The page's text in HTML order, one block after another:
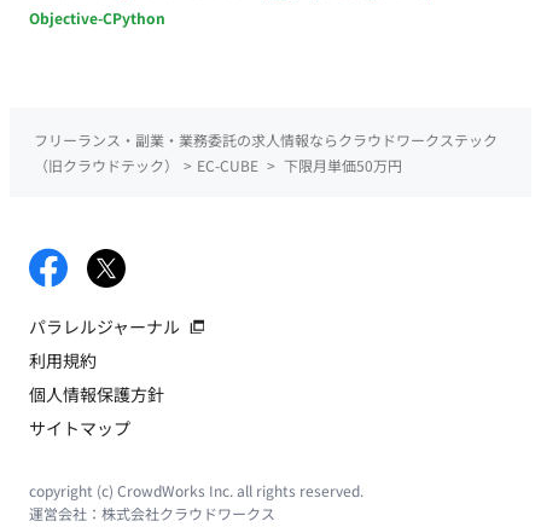
Objective-CPython
フリーランス・副業・業務委託の求人情報ならクラウドワークステック
（旧クラウドテック）
> EC-CUBE > 下限月単価50万円
パラレルジャーナル
利用規約
個人情報保護方針
サイトマップ
copyright (c) CrowdWorks Inc. all rights reserved.
運営会社： 株式会社クラウドワークス